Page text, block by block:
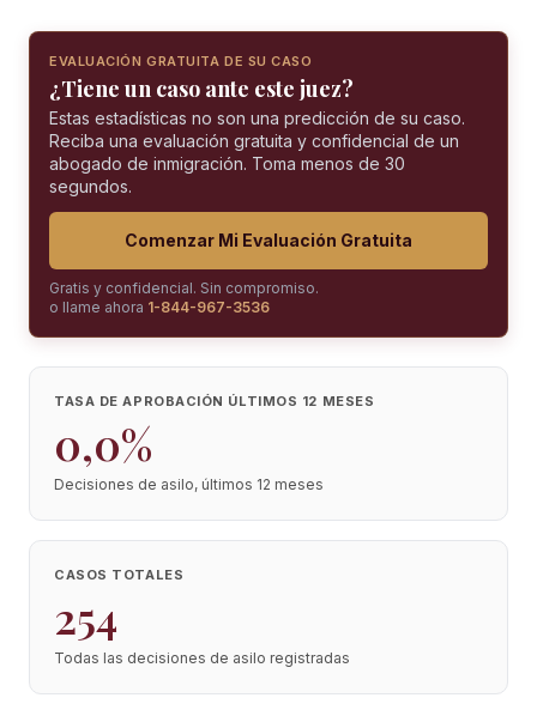
EVALUACIÓN GRATUITA DE SU CASO
¿Tiene un caso ante este juez?
Estas estadísticas no son una predicción de su caso.
Reciba una evaluación gratuita y confidencial de un
abogado de inmigración. Toma menos de 30
segundos.
Comenzar Mi Evaluación Gratuita
Gratis y confidencial. Sin compromiso.
o llame ahora 1-844-967-3536
TASA DE APROBACIÓN ÚLTIMOS 12 MESES
0,0%
Decisiones de asilo, últimos 12 meses
CASOS TOTALES
254
Todas las decisiones de asilo registradas